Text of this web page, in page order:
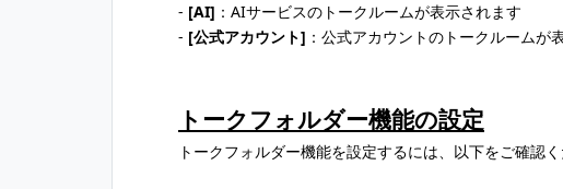
- [AI] ：AIサービスのトークルームが表示されます
- [公式アカウント] ：公式アカウントのトークルームが
トークフォルダー機能の設定
トークフォルダー機能を設定するには、以下をご確認く